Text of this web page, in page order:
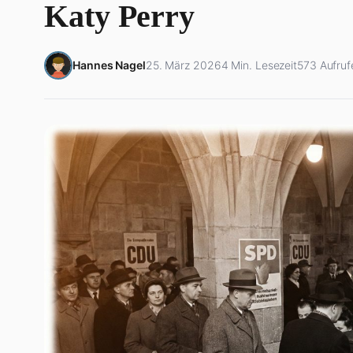
Katy Perry
Hannes Nagel25. März 20264 Min. Lesezeit573